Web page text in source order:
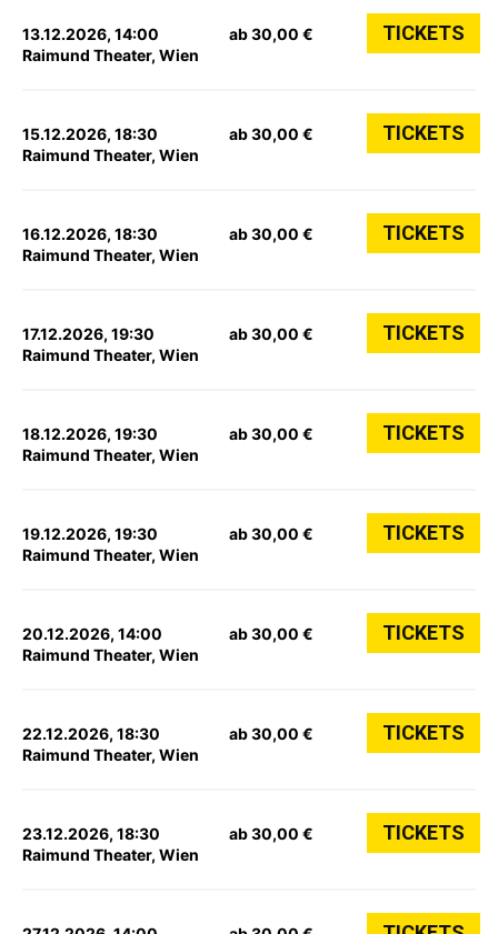
13.12.2026, 14:00
Raimund Theater, Wien
ab 30,00 € TICKETS
15.12.2026, 18:30
Raimund Theater, Wien
ab 30,00 € TICKETS
16.12.2026, 18:30
Raimund Theater, Wien
ab 30,00 € TICKETS
17.12.2026, 19:30
Raimund Theater, Wien
ab 30,00 € TICKETS
18.12.2026, 19:30
Raimund Theater, Wien
ab 30,00 € TICKETS
19.12.2026, 19:30
Raimund Theater, Wien
ab 30,00 € TICKETS
20.12.2026, 14:00
Raimund Theater, Wien
ab 30,00 € TICKETS
22.12.2026, 18:30
Raimund Theater, Wien
ab 30,00 € TICKETS
23.12.2026, 18:30
Raimund Theater, Wien
ab 30,00 € TICKETS